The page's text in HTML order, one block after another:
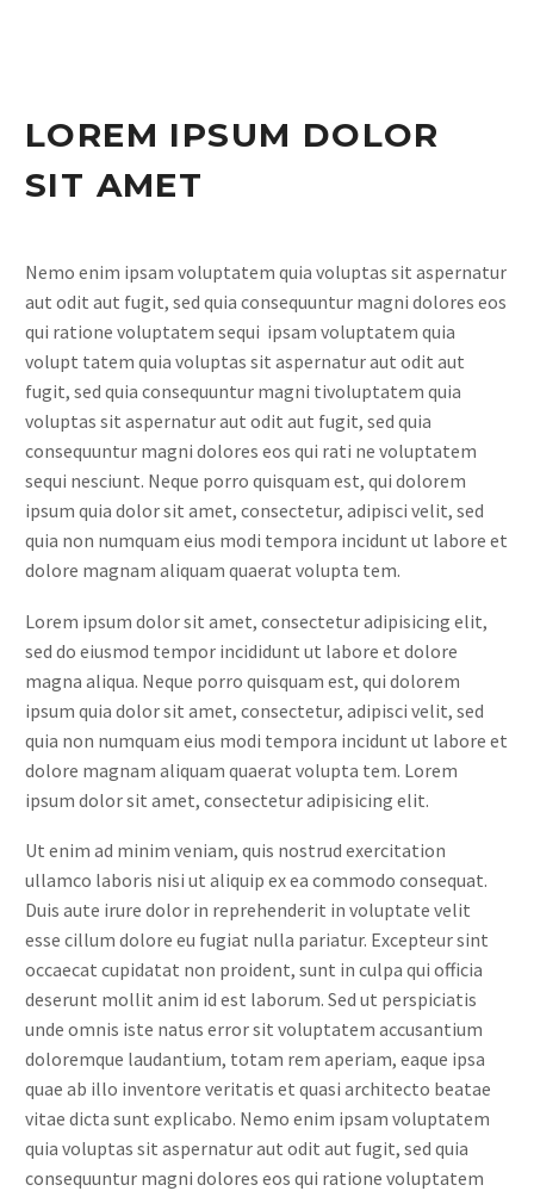
LOREM IPSUM DOLOR
SIT AMET
Nemo enim ipsam voluptatem quia voluptas sit aspernatur
aut odit aut fugit, sed quia consequuntur magni dolores eos
qui ratione voluptatem sequi ipsam voluptatem quia
volupt tatem quia voluptas sit aspernatur aut odit aut
fugit, sed quia consequuntur magni tivoluptatem quia
voluptas sit aspernatur aut odit aut fugit, sed quia
consequuntur magni dolores eos qui rati ne voluptatem
sequi nesciunt. Neque porro quisquam est, qui dolorem
ipsum quia dolor sit amet, consectetur, adipisci velit, sed
quia non numquam eius modi tempora incidunt ut labore et
dolore magnam aliquam quaerat volupta tem.
Lorem ipsum dolor sit amet, consectetur adipisicing elit,
sed do eiusmod tempor incididunt ut labore et dolore
magna aliqua. Neque porro quisquam est, qui dolorem
ipsum quia dolor sit amet, consectetur, adipisci velit, sed
quia non numquam eius modi tempora incidunt ut labore et
dolore magnam aliquam quaerat volupta tem. Lorem
ipsum dolor sit amet, consectetur adipisicing elit.
Ut enim ad minim veniam, quis nostrud exercitation
ullamco laboris nisi ut aliquip ex ea commodo consequat.
Duis aute irure dolor in reprehenderit in voluptate velit
esse cillum dolore eu fugiat nulla pariatur. Excepteur sint
occaecat cupidatat non proident, sunt in culpa qui officia
deserunt mollit anim id est laborum. Sed ut perspiciatis
unde omnis iste natus error sit voluptatem accusantium
doloremque laudantium, totam rem aperiam, eaque ipsa
quae ab illo inventore veritatis et quasi architecto beatae
vitae dicta sunt explicabo. Nemo enim ipsam voluptatem
quia voluptas sit aspernatur aut odit aut fugit, sed quia
consequuntur magni dolores eos qui ratione voluptatem